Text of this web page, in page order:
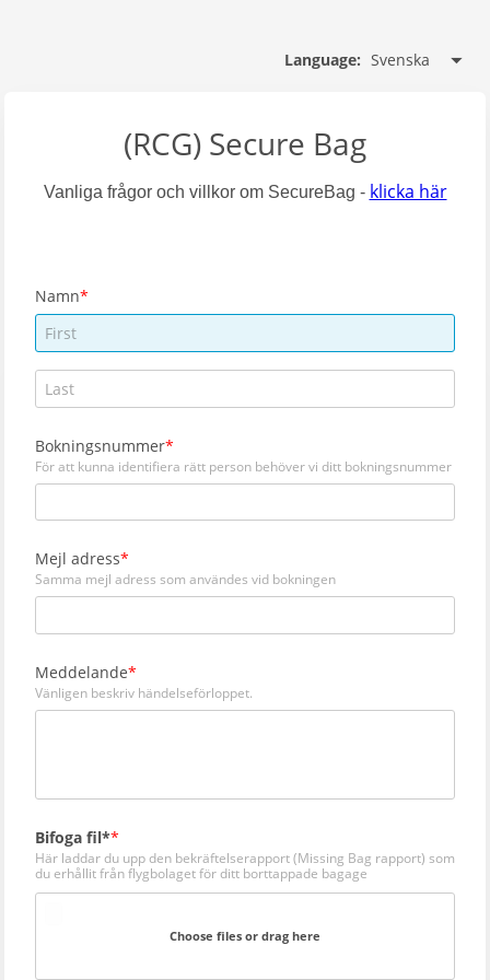
Language: Svenska
(RCG) Secure Bag
Vanliga frågor och villkor om SecureBag - klicka här
Namn
Bokningsnummer
För att kunna identifiera rätt person behöver vi ditt bokningsnummer
Mejl adress
Samma mejl adress som användes vid bokningen
Meddelande
Vänligen beskriv händelseförloppet.
Bifoga fil*
Här laddar du upp den bekräftelserapport (Missing Bag rapport) som
du erhållit från flygbolaget för ditt borttappade bagage
Choose files or drag here